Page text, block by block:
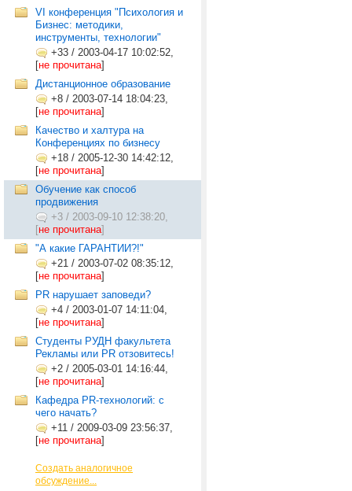
VI конференция "Психология и
Бизнес: методики,
инструменты, технологии"
+33 / 2003-04-17 10:02:52,
[не прочитана]
Дистанционное образование
+8 / 2003-07-14 18:04:23,
[не прочитана]
Качество и халтура на
Конференциях по бизнесу
+18 / 2005-12-30 14:42:12,
[не прочитана]
Обучение как способ
продвижения
+3 / 2003-09-10 12:38:20,
[не прочитана]
"А какие ГАРАНТИИ?!"
+21 / 2003-07-02 08:35:12,
[не прочитана]
PR нарушает заповеди?
+4 / 2003-01-07 14:11:04,
[не прочитана]
Студенты РУДН факультета
Рекламы или РR отзовитесь!
+2 / 2005-03-01 14:16:44,
[не прочитана]
Кафедра PR-технологий: с
чего начать?
+11 / 2009-03-09 23:56:37,
[не прочитана]
Создать аналогичное
обсуждение...